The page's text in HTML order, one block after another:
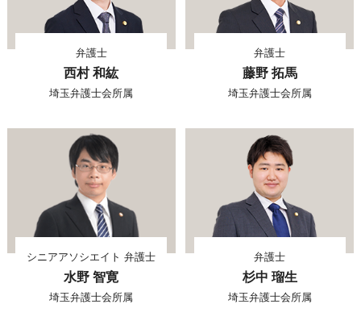
弁護士
西村 和紘
埼玉弁護士会所属
弁護士
藤野 拓馬
埼玉弁護士会所属
シニアアソシエイト 弁護士
水野 智寛
埼玉弁護士会所属
弁護士
杉中 瑠生
埼玉弁護士会所属